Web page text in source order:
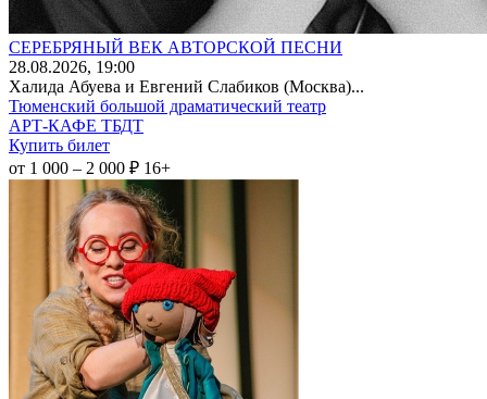
СЕРЕБРЯНЫЙ ВЕК АВТОРСКОЙ ПЕСНИ
28.08.2026, 19:00
Халида Абуева и Евгений Слабиков (Москва)...
Тюменский большой драматический театр
АРТ-КАФЕ ТБДТ
Купить билет
от 1 000 – 2 000 ₽ 16+